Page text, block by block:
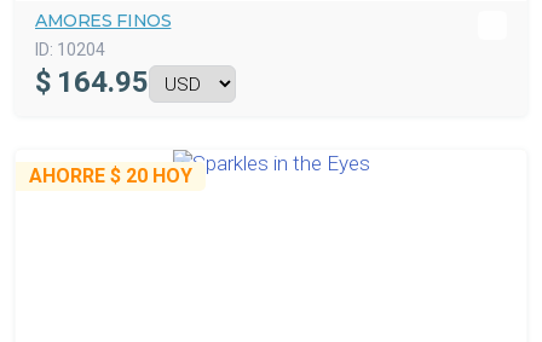
AMORES FINOS
ID: 10204
$ 164.95
AHORRE $ 20 HOY